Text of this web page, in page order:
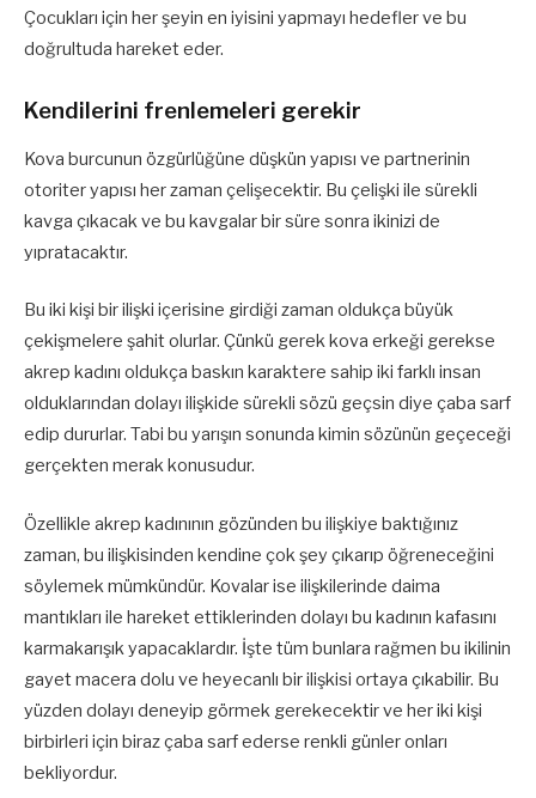
Çocukları için her şeyin en iyisini yapmayı hedefler ve bu
doğrultuda hareket eder.
Kendilerini frenlemeleri gerekir
Kova burcunun özgürlüğüne düşkün yapısı ve partnerinin
otoriter yapısı her zaman çelişecektir. Bu çelişki ile sürekli
kavga çıkacak ve bu kavgalar bir süre sonra ikinizi de
yıpratacaktır.
Bu iki kişi bir ilişki içerisine girdiği zaman oldukça büyük
çekişmelere şahit olurlar. Çünkü gerek kova erkeği gerekse
akrep kadını oldukça baskın karaktere sahip iki farklı insan
olduklarından dolayı ilişkide sürekli sözü geçsin diye çaba sarf
edip dururlar. Tabi bu yarışın sonunda kimin sözünün geçeceği
gerçekten merak konusudur.
Özellikle akrep kadınının gözünden bu ilişkiye baktığınız
zaman, bu ilişkisinden kendine çok şey çıkarıp öğreneceğini
söylemek mümkündür. Kovalar ise ilişkilerinde daima
mantıkları ile hareket ettiklerinden dolayı bu kadının kafasını
karmakarışık yapacaklardır. İşte tüm bunlara rağmen bu ikilinin
gayet macera dolu ve heyecanlı bir ilişkisi ortaya çıkabilir. Bu
yüzden dolayı deneyip görmek gerekecektir ve her iki kişi
birbirleri için biraz çaba sarf ederse renkli günler onları
bekliyordur.